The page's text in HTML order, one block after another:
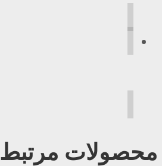
محصولات مرتبط